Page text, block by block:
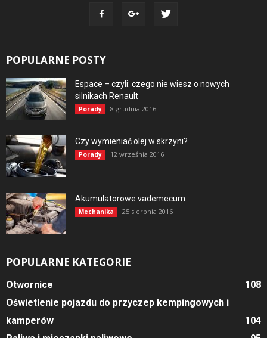
POPULARNE POSTY
Espace – czyli: czego nie wiesz o nowych
silnikach Renault
Porady 8 grudnia 2016
Czy wymieniać olej w skrzyni?
Porady 12 września 2016
Akumulatorowe vademecum
Mechanika 25 sierpnia 2016
POPULARNE KATEGORIE
Otwornice
108
Oświetlenie pojazdu do przyczep kempingowych i
kamperów
104